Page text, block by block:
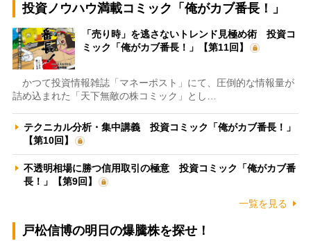
投資ノウハウ満載コミック「俺がカブ番長！」
「売り時」を逃さないトレンド見極め術 投資コ
ミック「俺がカブ番長！」【第11回】
かつて投資情報雑誌「マネーポスト」にて、圧倒的な情報量が
詰め込まれた「天下無敵の株コミック」とし…
テクニカル分析・集中講義 投資コミック「俺がカブ番長！」
【第10回】
不透明相場に勝つ信用取引の極意 投資コミック「俺がカブ番
長！」【第9回】
一覧を見る
戸松信博の明日の爆騰株を探せ！